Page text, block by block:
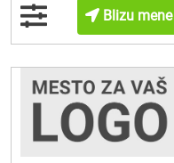
Blizu mene